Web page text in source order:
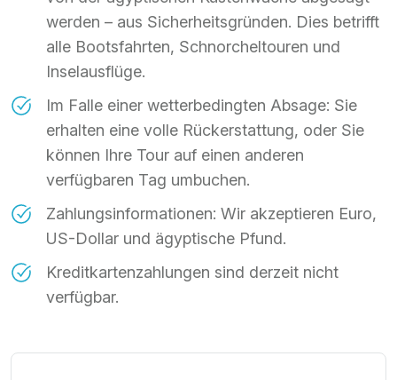
werden – aus Sicherheitsgründen. Dies betrifft
alle Bootsfahrten, Schnorcheltouren und
Inselausflüge.
Im Falle einer wetterbedingten Absage: Sie
erhalten eine volle Rückerstattung, oder Sie
können Ihre Tour auf einen anderen
verfügbaren Tag umbuchen.
Zahlungsinformationen: Wir akzeptieren Euro,
US-Dollar und ägyptische Pfund.
Kreditkartenzahlungen sind derzeit nicht
verfügbar.